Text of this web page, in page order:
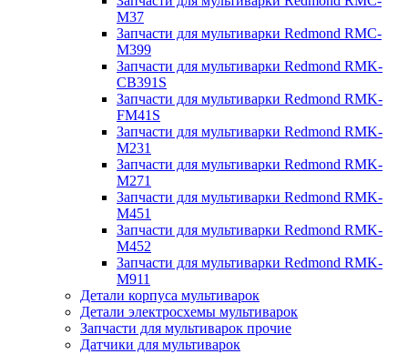
M37
Запчасти для мультиварки Redmond RMC-
M399
Запчасти для мультиварки Redmond RMK-
CB391S
Запчасти для мультиварки Redmond RMK-
FM41S
Запчасти для мультиварки Redmond RMK-
M231
Запчасти для мультиварки Redmond RMK-
M271
Запчасти для мультиварки Redmond RMK-
M451
Запчасти для мультиварки Redmond RMK-
M452
Запчасти для мультиварки Redmond RMK-
M911
Детали корпуса мультиварок
Детали электросхемы мультиварок
Запчасти для мультиварок прочие
Датчики для мультиварок